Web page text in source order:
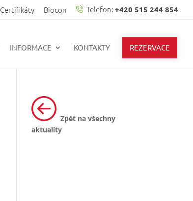
Certifikáty Biocon Telefon: +420 515 244 854
INFORMACE KONTAKTY REZERVACE
Zpět na všechny
aktuality